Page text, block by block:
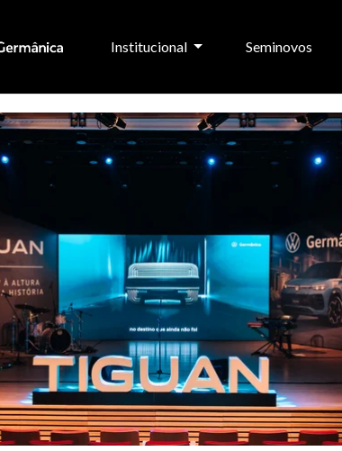
Institucional Seminovos